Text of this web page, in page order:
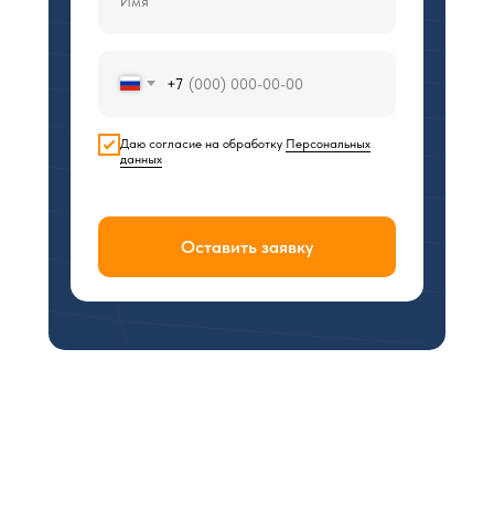
+7
Даю согласие на обработку Персональных
данных
Оставить заявку